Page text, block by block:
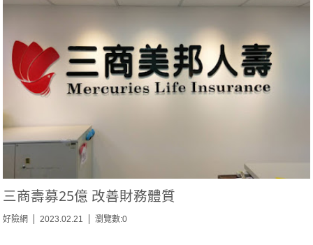
三商壽募25億 改善財務體質
好險網 2023.02.21 瀏覽數:0